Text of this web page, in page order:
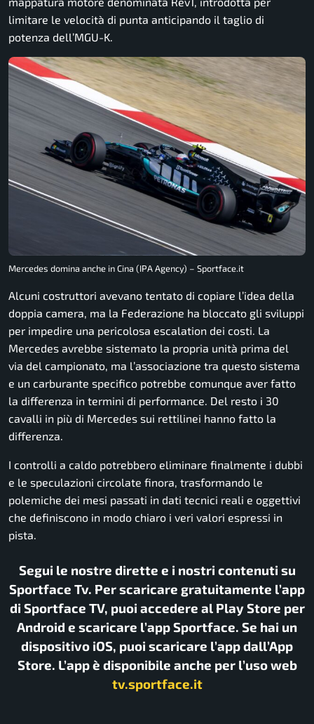
limitare le velocità di punta anticipando il taglio di
potenza dell’MGU-K.
Mercedes domina anche in Cina (IPA Agency) – Sportface.it
Alcuni costruttori avevano tentato di copiare l’idea della
doppia camera, ma la Federazione ha bloccato gli sviluppi
per impedire una pericolosa escalation dei costi. La
Mercedes avrebbe sistemato la propria unità prima del
via del campionato, ma l’associazione tra questo sistema
e un carburante specifico potrebbe comunque aver fatto
la differenza in termini di performance. Del resto i 30
cavalli in più di Mercedes sui rettilinei hanno fatto la
differenza.
I controlli a caldo potrebbero eliminare finalmente i dubbi
e le speculazioni circolate finora, trasformando le
polemiche dei mesi passati in dati tecnici reali e oggettivi
che definiscono in modo chiaro i veri valori espressi in
pista.
Segui le nostre dirette e i nostri contenuti su
Sportface Tv. Per scaricare gratuitamente l’app
di Sportface TV, puoi accedere al Play Store per
Android e scaricare l’app Sportface. Se hai un
dispositivo iOS, puoi scaricare l’app dall’App
Store. L’app è disponibile anche per l’uso web
tv.sportface.it